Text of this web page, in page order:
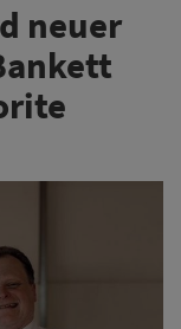
neuer